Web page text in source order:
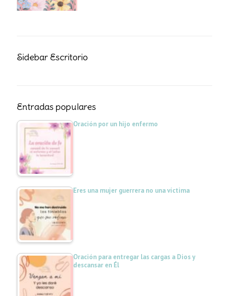
Sidebar Escritorio
Entradas populares
Oración por un hijo enfermo
Eres una mujer guerrera no una víctima
Oración para entregar las cargas a Dios y
descansar en Él